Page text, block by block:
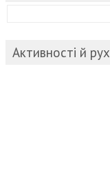
Активності й рух